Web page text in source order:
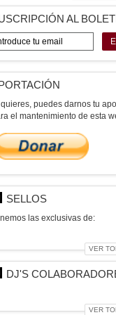
AL
puedes darnos tu
el mantenimiento de esta
SELLOS
las exclusivas de:
VER
DJ'S
VER